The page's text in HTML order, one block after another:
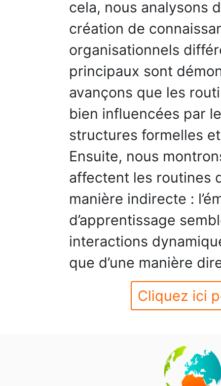
cela, nous analysons
création de
organisationnels
principaux sont
avançons que les
bien influencées par
structures formelles
Ensuite, nous
affectent les routines
manière indirecte :
d’apprentissage
interactions
que d’une manière
Cliquez ici